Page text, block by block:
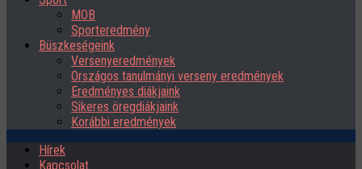
MOB
Sporteredmény
Büszkeségeink
Versenyeredmények
Országos tanulmányi verseny eredmények
Eredményes diákjaink
Sikeres öregdiákjaink
Korábbi eredmények
Hírek
Kapcsolat